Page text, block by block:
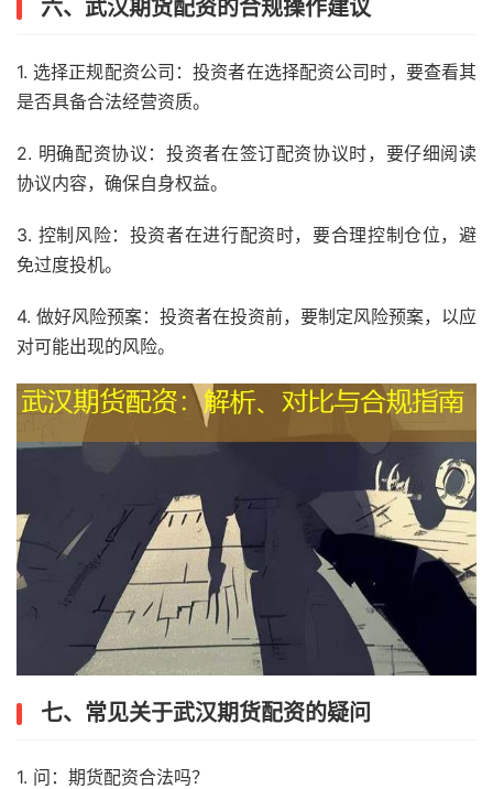
六、武汉期货配资的合规操作建议
1. 选择正规配资公司：投资者在选择配资公司时，要查看其
是否具备合法经营资质。
2. 明确配资协议：投资者在签订配资协议时，要仔细阅读
协议内容，确保自身权益。
3. 控制风险：投资者在进行配资时，要合理控制仓位，避
免过度投机。
4. 做好风险预案：投资者在投资前，要制定风险预案，以应
对可能出现的风险。
七、常见关于武汉期货配资的疑问
1. 问：期货配资合法吗？